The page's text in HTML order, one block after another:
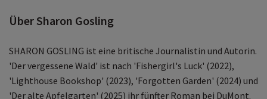
Über Sharon Gosling
SHARON GOSLING ist eine britische Journalistin und Autorin.
'Der vergessene Wald' ist nach 'Fishergirl's Luck' (2022),
'Lighthouse Bookshop' (2023), 'Forgotten Garden' (2024) und
'Der alte Apfelgarten' (2025) ihr fünfter Roman bei DuMont.